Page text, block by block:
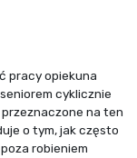
pracy opiekuna
cyklicznie
na ten
o tym, jak często
robieniem